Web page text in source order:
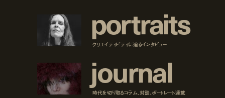
portraits
クリエイティビティに迫るインタビュー
journal
時代を切り取るコラム、対談、ポートレート連載